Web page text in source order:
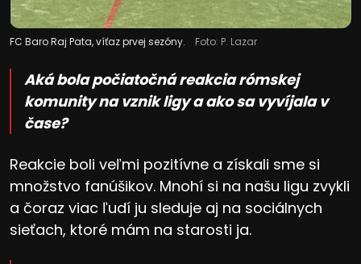
FC Baro Raj Pata, víťaz prvej sezóny. Foto: P. Lazar
Aká bola počiatočná reakcia rómskej
komunity na vznik ligy a ako sa vyvíjala v
čase?
Reakcie boli veľmi pozitívne a získali sme si
množstvo fanúšikov. Mnohí si na našu ligu zvykli
a čoraz viac ľudí ju sleduje aj na sociálnych
sieťach, ktoré mám na starosti ja.